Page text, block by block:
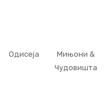
Одисеја
Мињони &
Чудовишта